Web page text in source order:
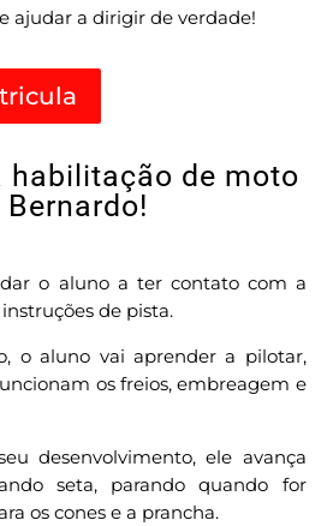
ajudar a dirigir de verdade!
habilitação de moto
o aluno a ter contato com a
de pista.
o aluno vai aprender a pilotar,
os freios, embreagem e
desenvolvimento, ele avança
seta, parando quando for
os cones e a prancha.